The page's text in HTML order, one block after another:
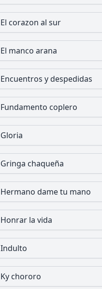
El corazon al sur
El manco arana
Encuentros y despedidas
Fundamento coplero
Gloria
Gringa chaqueña
Hermano dame tu mano
Honrar la vida
Indulto
Ky chororo